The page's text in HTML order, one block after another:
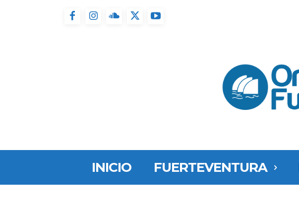
INICIO FUERTEVENTURA